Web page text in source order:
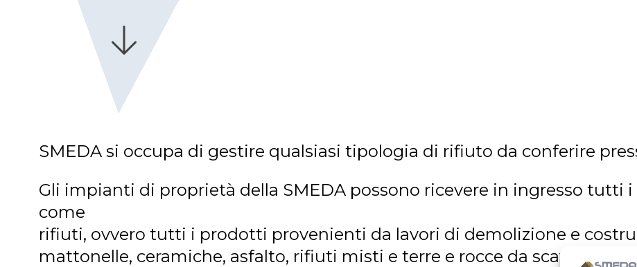
SMEDA si occupa di gestire qualsiasi tipologia di rifiuto da conferire
Gli impianti di proprietà della SMEDA possono ricevere in ingresso tutti
come
rifiuti, ovvero tutti i prodotti provenienti da lavori di demolizione e
mattonelle, ceramiche, asfalto, rifiuti misti e terre e rocce da scavo.